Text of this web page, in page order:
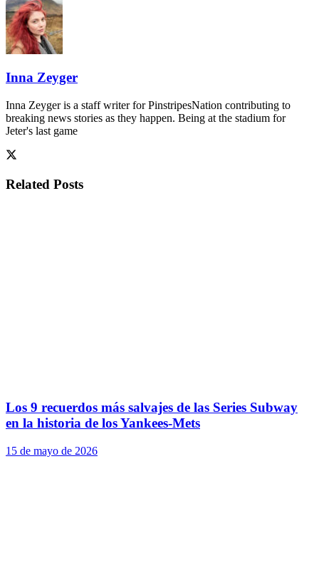
Inna Zeyger
Inna Zeyger is a staff writer for PinstripesNation contributing to
breaking news stories as they happen. Being at the stadium for
Jeter's last game
Related Posts
Los 9 recuerdos más salvajes de las Series Subway
en la historia de los Yankees-Mets
15 de mayo de 2026